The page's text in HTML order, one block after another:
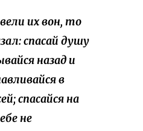
их вон, то
спасай душу
назад и
в
спасайся на
не